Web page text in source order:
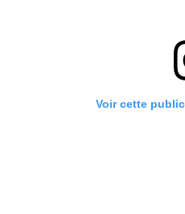
Voir cette